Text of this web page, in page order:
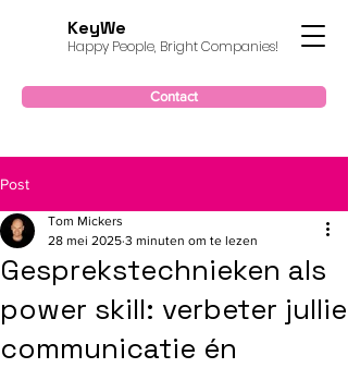
KeyWe
Happy People, Bright Companies!
Contact
Post
Gesprekstechnieken als
power skill: verbeter jullie
communicatie én
Tom Mickers
28 mei 2025 3 minuten om te lezen